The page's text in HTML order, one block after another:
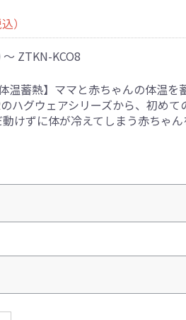
）
ZTKN-KCO8
温蓄熱】ママと赤ちゃんの体温を
のハグウェアシリーズから、初めて
けずに体が冷えてしまう赤ちゃ